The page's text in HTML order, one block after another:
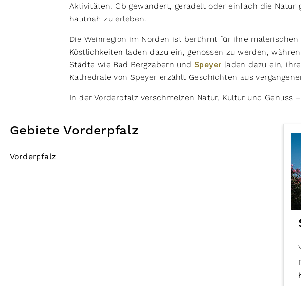
Aktivitäten. Ob gewandert, geradelt oder einfach die
hautnah zu erleben.
Die Weinregion im Norden ist berühmt für ihre
Köstlichkeiten laden dazu ein, genossen zu werden,
Städte wie Bad Bergzabern und Speyer laden dazu ein,
Kathedrale von Speyer erzählt Geschichten aus
In der Vorderpfalz verschmelzen Natur, Kultur und
Gebiete Vorderpfalz
Vorderpfalz